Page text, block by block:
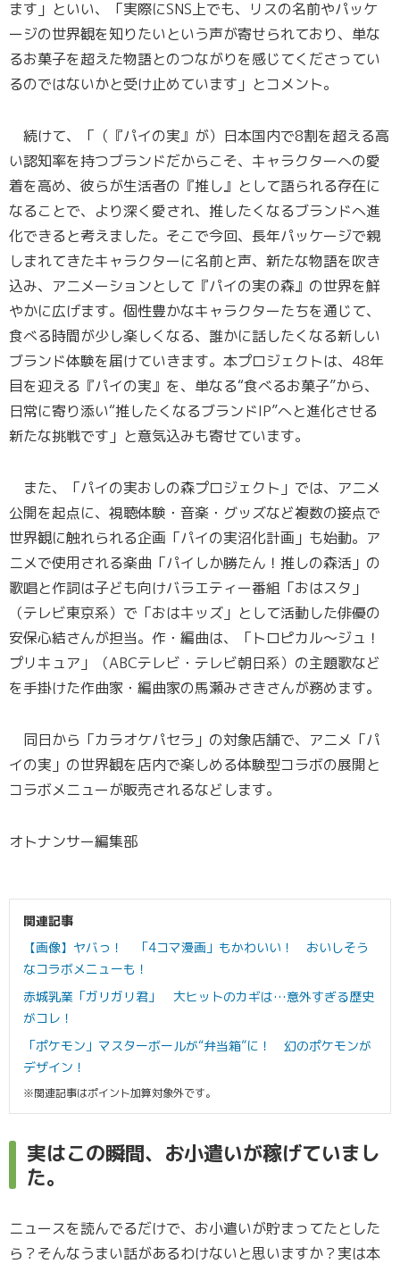
ます」といい、「実際にSNS上でも、リスの名前やパッケ
ージの世界観を知りたいという声が寄せられており、単な
るお菓子を超えた物語とのつながりを感じてくださってい
るのではないかと受け止めています」とコメント。
続けて、「（『パイの実』が）日本国内で8割を超える高
い認知率を持つブランドだからこそ、キャラクターへの愛
着を高め、彼らが生活者の『推し』として語られる存在に
なることで、より深く愛され、推したくなるブランドへ進
化できると考えました。そこで今回、長年パッケージで親
しまれてきたキャラクターに名前と声、新たな物語を吹き
込み、アニメーションとして『パイの実の森』の世界を鮮
やかに広げます。個性豊かなキャラクターたちを通じて、
食べる時間が少し楽しくなる、誰かに話したくなる新しい
ブランド体験を届けていきます。本プロジェクトは、48年
目を迎える『パイの実』を、単なる“食べるお菓子”から、
日常に寄り添い“推したくなるブランドIP”へと進化させる
新たな挑戦です」と意気込みも寄せています。
また、「パイの実おしの森プロジェクト」では、アニメ
公開を起点に、視聴体験・音楽・グッズなど複数の接点で
世界観に触れられる企画「パイの実沼化計画」も始動。ア
ニメで使用される楽曲「パイしか勝たん！推しの森活」の
歌唱と作詞は子ども向けバラエティー番組「おはスタ」
（テレビ東京系）で「おはキッズ」として活動した俳優の
安保心結さんが担当。作・編曲は、「トロピカル～ジュ！
プリキュア」（ABCテレビ・テレビ朝日系）の主題歌など
を手掛けた作曲家・編曲家の馬瀬みさきさんが務めます。
同日から「カラオケパセラ」の対象店舗で、アニメ「パ
イの実」の世界観を店内で楽しめる体験型コラボの展開と
コラボメニューが販売されるなどします。
オトナンサー編集部
関連記事
【画像】ヤバっ！ 「4コマ漫画」もかわいい！ おいしそう
なコラボメニューも！
赤城乳業「ガリガリ君」 大ヒットのカギは…意外すぎる歴史
がコレ！
「ポケモン」マスターボールが“弁当箱”に！ 幻のポケモンが
デザイン！
※関連記事はポイント加算対象外です。
実はこの瞬間、お小遣いが稼げていまし
た。
ニュースを読んでるだけで、お小遣いが貯まってたとした
ら？そんなうまい話があるわけないと思いますか？実は本